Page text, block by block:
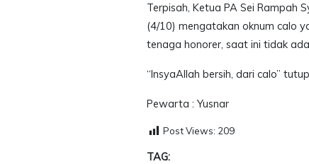
Terpisah, Ketua PA Sei Rampah
(4/10) mengatakan oknum calo
tenaga honorer, saat ini tidak
“InsyaAllah bersih, dari calo”
Pewarta : Yusnar
Post Views: 209
TAG: